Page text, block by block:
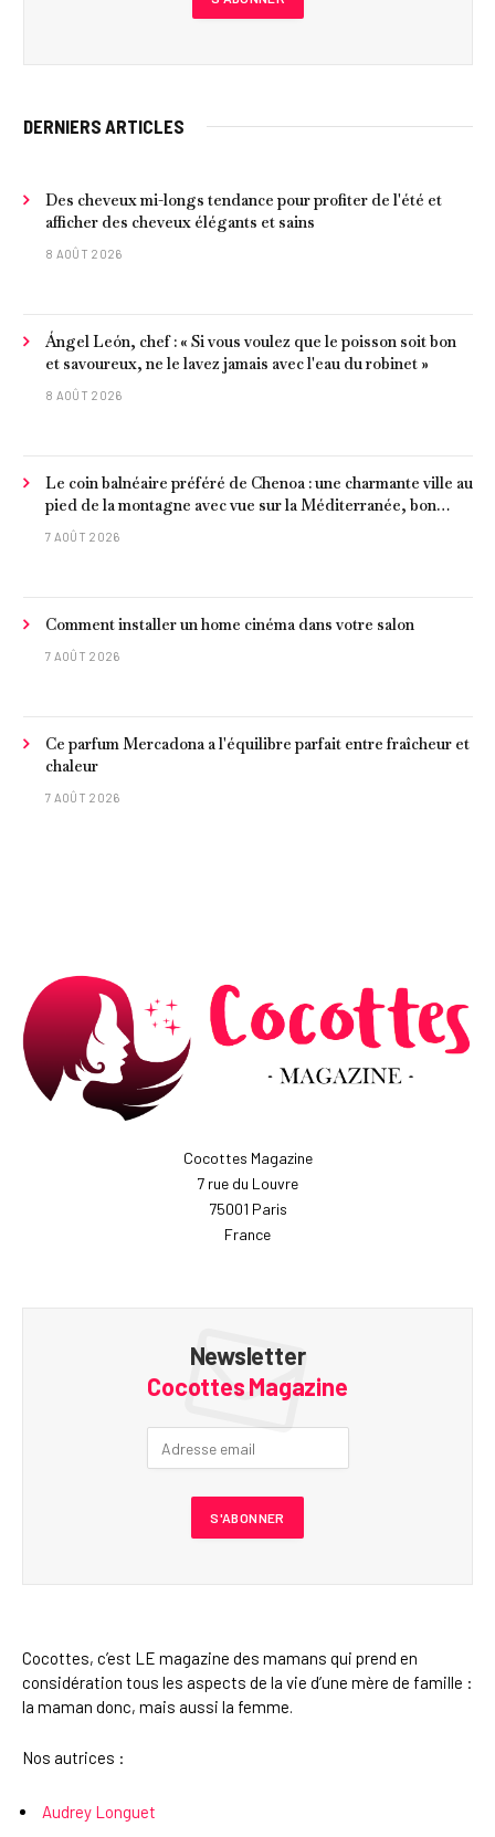
DERNIERS ARTICLES
Des cheveux mi-longs tendance pour profiter de l'été et
afficher des cheveux élégants et sains
8 AOÛT 2026
Ángel León, chef : « Si vous voulez que le poisson soit bon
et savoureux, ne le lavez jamais avec l'eau du robinet »
8 AOÛT 2026
Le coin balnéaire préféré de Chenoa : une charmante ville au
pied de la montagne avec vue sur la Méditerranée, bon
poisson et criques isolées
7 AOÛT 2026
Comment installer un home cinéma dans votre salon
7 AOÛT 2026
Ce parfum Mercadona a l'équilibre parfait entre fraîcheur et
chaleur
7 AOÛT 2026
Cocottes Magazine
7 rue du Louvre
75001 Paris
France
Newsletter
Cocottes Magazine
Cocottes, c’est LE magazine des mamans qui prend en
considération tous les aspects de la vie d’une mère de famille :
la maman donc, mais aussi la femme.
Nos autrices :
Audrey Longuet